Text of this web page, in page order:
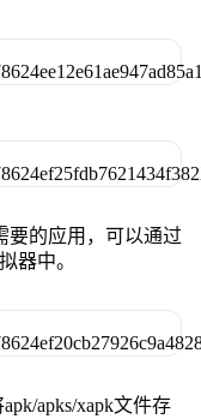
要的应用，可以通过
器中。
apks/xapk文件存